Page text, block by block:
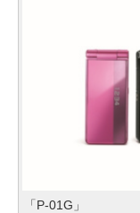
「P-01G」